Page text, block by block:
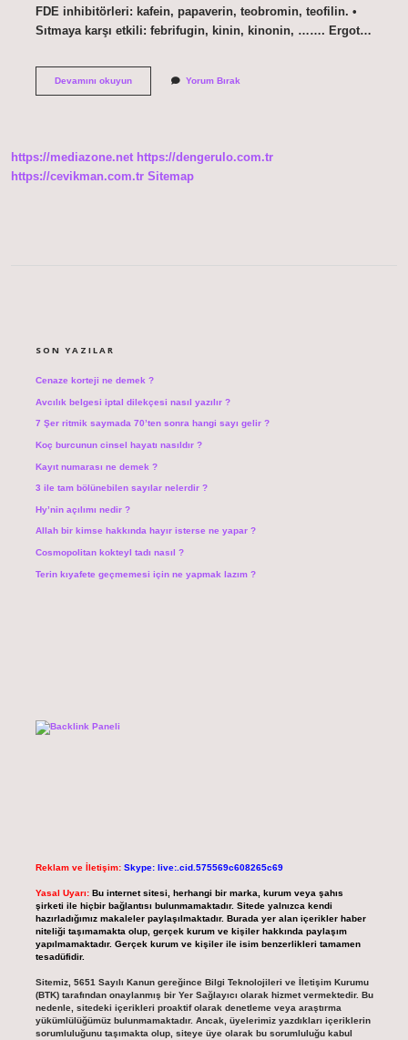
FDE inhibitörleri: kafein, papaverin, teobromin, teofilin. •
Sıtmaya karşı etkili: febrifugin, kinin, kinonin, ……. Ergot…
Devamını okuyunErgot
Yorum Bırak
https://mediazone.net https://dengerulo.com.tr
https://cevikman.com.tr Sitemap
SON YAZILAR
Cenaze korteji ne demek ?
Avcılık belgesi iptal dilekçesi nasıl yazılır ?
7 Şer ritmik saymada 70’ten sonra hangi sayı gelir ?
Koç burcunun cinsel hayatı nasıldır ?
Kayıt numarası ne demek ?
3 ile tam bölünebilen sayılar nelerdir ?
Hy’nin açılımı nedir ?
Allah bir kimse hakkında hayır isterse ne yapar ?
Cosmopolitan kokteyl tadı nasıl ?
Terin kıyafete geçmemesi için ne yapmak lazım ?
Reklam ve İletişim: Skype: live:.cid.575569c608265c69
Yasal Uyarı: Bu internet sitesi, herhangi bir marka, kurum veya şahıs
şirketi ile hiçbir bağlantısı bulunmamaktadır. Sitede yalnızca kendi
hazırladığımız makaleler paylaşılmaktadır. Burada yer alan içerikler haber
niteliği taşımamakta olup, gerçek kurum ve kişiler hakkında paylaşım
yapılmamaktadır. Gerçek kurum ve kişiler ile isim benzerlikleri tamamen
tesadüfidir.
Sitemiz, 5651 Sayılı Kanun gereğince Bilgi Teknolojileri ve İletişim Kurumu
(BTK) tarafından onaylanmış bir Yer Sağlayıcı olarak hizmet vermektedir. Bu
nedenle, sitedeki içerikleri proaktif olarak denetleme veya araştırma
yükümlülüğümüz bulunmamaktadır. Ancak, üyelerimiz yazdıkları içeriklerin
sorumluluğunu taşımakta olup, siteye üye olarak bu sorumluluğu kabul